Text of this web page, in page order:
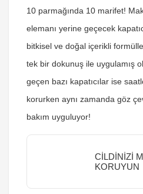
10 parmağında 10 marifet!
elemanı yerine geçecek
bitkisel ve doğal içerikli
tek bir dokunuş ile uygulamış
geçen bazı kapatıcılar ise
korurken aynı zamanda göz
bakım uyguluyor!
CİLDİNİZİ
KORUYUN